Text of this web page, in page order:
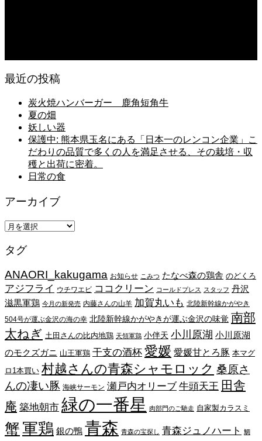
最近の投稿
炭火焼ハンバーガー 鹿角短角牛
夏の畑
妖しい器
保護中: 熊本県玉名にある「日本一のレンコン企業」こ
だわりの品質で多くの人を満足させる、その栽培・収
穫と出荷に密着。
日常の食
アーカイブ
ア
カ
ブ
タグ
ANAORI_kakugama お知らせ こみつ たなべ森の鶏舎 のどくろ
アジフライ ウチワエビ ココクリーン コールドプレス スタッフ 丹沢
滋黒軍鶏 今月の新発売 内藤さんの山羊 加賀丸いも 北陸新幹線かがやき
504号が運ぶ金沢の海の幸 北陸新幹線かがやきが運ぶ金沢の味覚 南部
太ねぎ 土田さんの比内地鶏 天領軍鶏 小伴天 小川原湖 小川原湖
のモクズガニ 山王軍鶏 干支の酒杯 愛媛 愛媛甘とろ豚 本マグ
ロ1本買い 村越さんの青森シャモロック 桑原さ
んの凄い豚 海峡サーモン 瀬戸内オリーブ 牛頭天王 田舎
庵 築地朝市 緑の一番星 肉部門のご馳走 自家製カラスミ
蟹軍鶏 銀の鴨 青森 青森の宝探し 青森ジュノハート 鯛